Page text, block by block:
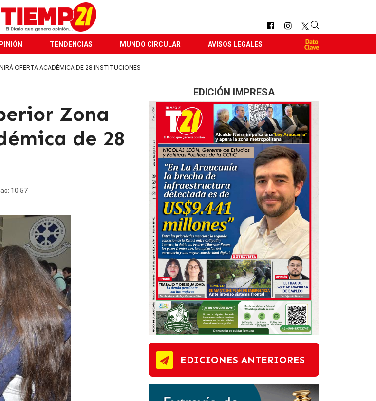
TENDENCIAS MUNDO CIRCULAR AVISOS LEGALES
OFERTA ACADÉMICA DE 28 INSTITUCIONES
Zona
de 28
10:57
EDICIÓN IMPRESA
EDICIONES ANTERIORES